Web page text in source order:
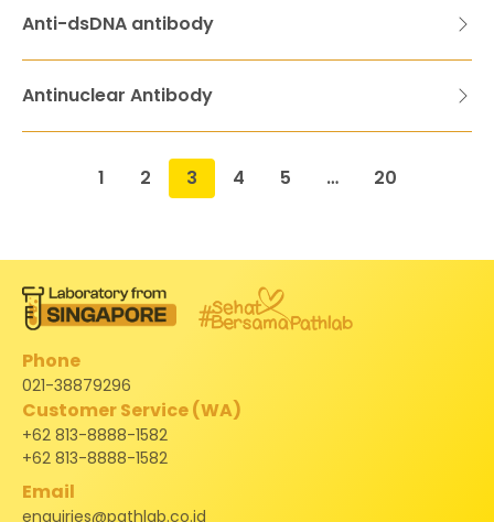
Anti-dsDNA antibody
Antinuclear Antibody
1 2 3 4 5 … 20
Phone
021-38879296
Customer Service (WA)
+62 813-8888-1582
+62 813-8888-1582
Email
enquiries@pathlab.co.id